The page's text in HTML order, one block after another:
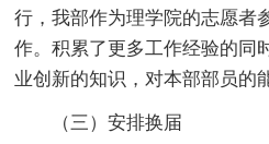
行，我部作为理学院的志愿者
作。积累了更多工作经验的同
业创新的知识，对本部部员的
（三）安排换届